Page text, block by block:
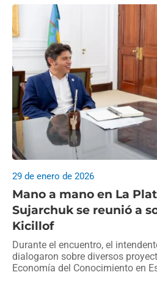
Mano a mano en La
Sujarchuk se reunió a
Kicillof
29 de enero de 2026
Durante el encuentro, el
dialogaron sobre diversos
Economía del Conocimiento en